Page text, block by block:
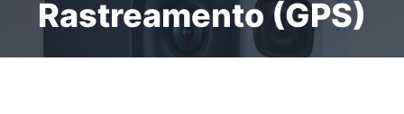
Rastreamento (GPS)